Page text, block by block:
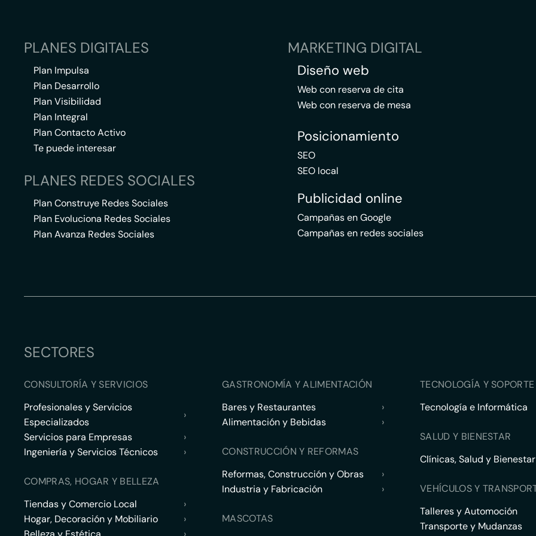
PLANES DIGITALES
Plan Impulsa
Plan Desarrollo
Plan Visibilidad
Plan Integral
Plan Contacto Activo
Te puede interesar
PLANES REDES SOCIALES
Plan Construye Redes Sociales
Plan Evoluciona Redes Sociales
Plan Avanza Redes Sociales
MARKETING DIGITAL
Diseño web
Web con reserva de cita
Web con reserva de mesa
Posicionamiento
SEO
SEO local
Publicidad online
Campañas en Google
Campañas en redes sociales
SECTORES
CONSULTORÍA Y SERVICIOS
Profesionales y Servicios
Especializados
›
Servicios para Empresas
›
Ingeniería y Servicios Técnicos
›
COMPRAS, HOGAR Y BELLEZA
Tiendas y Comercio Local
›
Hogar, Decoración y Mobiliario
›
GASTRONOMÍA Y ALIMENTACIÓN
Bares y Restaurantes
›
Alimentación y Bebidas
›
CONSTRUCCIÓN Y REFORMAS
Reformas, Construcción y Obras
›
Industria y Fabricación
›
MASCOTAS
TECNOLOGÍA Y
Tecnología e Informática
SALUD Y BIENESTAR
Clínicas, Salud y Bienestar
VEHÍCULOS Y
Talleres y Automoción
Transporte y Mudanzas